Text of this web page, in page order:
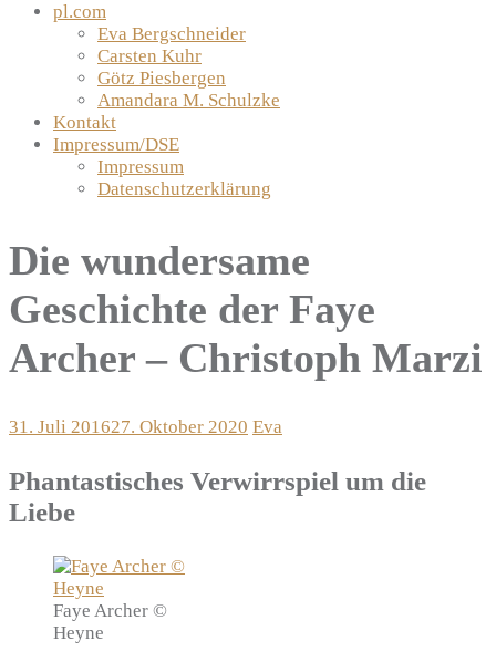
pl.com
Eva Bergschneider
Carsten Kuhr
Götz Piesbergen
Amandara M. Schulzke
Kontakt
Impressum/DSE
Impressum
Datenschutzerklärung
Die wundersame
Geschichte der Faye
Archer – Christoph Marzi
31. Juli 201627. Oktober 2020 Eva
Phantastisches Verwirrspiel um die
Liebe
Faye Archer ©
Heyne